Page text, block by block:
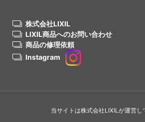
株式会社LIXIL
LIXIL商品へのお問い合わせ
商品の修理依頼
Instagram
当サイトは株式会社LIXILが運営し